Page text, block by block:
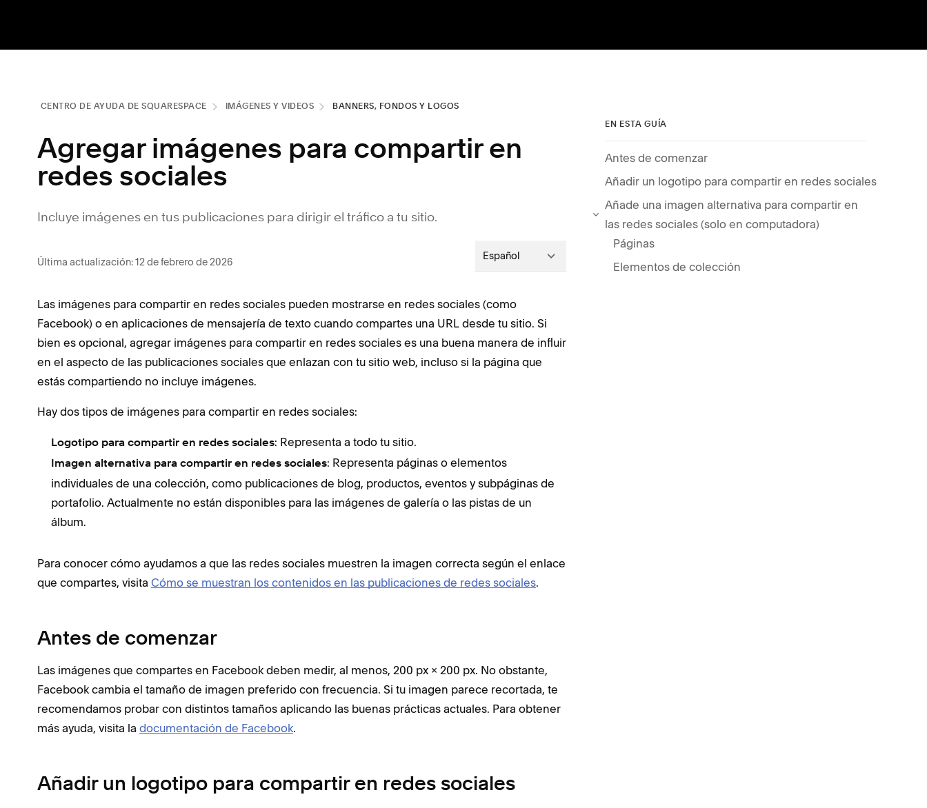
CENTRO DE AYUDA DE SQUARESPACE IMÁGENES Y VIDEOS BANNERS, FONDOS Y LOGOS
Agregar imágenes para compartir en
redes sociales
Incluye imágenes en tus publicaciones para dirigir el tráfico a tu sitio.
Última actualización: 12 de febrero de 2026 Español
Las imágenes para compartir en redes sociales pueden mostrarse en redes sociales (como
Facebook) o en aplicaciones de mensajería de texto cuando compartes una URL desde tu sitio. Si
bien es opcional, agregar imágenes para compartir en redes sociales es una buena manera de influir
en el aspecto de las publicaciones sociales que enlazan con tu sitio web, incluso si la página que
estás compartiendo no incluye imágenes.
Hay dos tipos de imágenes para compartir en redes sociales:
Logotipo para compartir en redes sociales: Representa a todo tu sitio.
Imagen alternativa para compartir en redes sociales: Representa páginas o elementos
individuales de una colección, como publicaciones de blog, productos, eventos y subpáginas de
portafolio. Actualmente no están disponibles para las imágenes de galería o las pistas de un
álbum.
Para conocer cómo ayudamos a que las redes sociales muestren la imagen correcta según el enlace
que compartes, visita Cómo se muestran los contenidos en las publicaciones de redes sociales.
Antes de comenzar
Las imágenes que compartes en Facebook deben medir, al menos, 200 px × 200 px. No obstante,
Facebook cambia el tamaño de imagen preferido con frecuencia. Si tu imagen parece recortada, te
recomendamos probar con distintos tamaños aplicando las buenas prácticas actuales. Para obtener
más ayuda, visita la documentación de Facebook.
Añadir un logotipo para compartir en redes sociales
EN ESTA GUÍA
Antes de comenzar
Añadir un logotipo para compartir en redes sociales
Añade una imagen alternativa para compartir en
las redes sociales (solo en computadora)
Páginas
Elementos de colección